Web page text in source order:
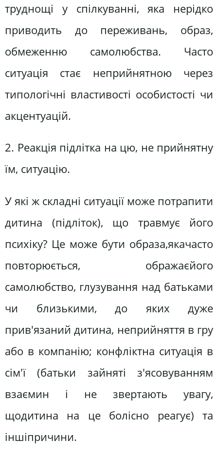
труднощі у спілкуванні, яка нерідко
приводить до переживань, образ,
обмеженню самолюбства. Часто
ситуація стає неприйнятною через
типологічні властивості особистості чи
акцентуацій.
2. Реакція підлітка на цю, не прийнятну
їм, ситуацію.
У які ж складні ситуації може потрапити
дитина (підліток), що травмує його
психіку? Це може бути образа,якачасто
повторюється, ображаєйого
самолюбство, глузування над батьками
чи близькими, до яких дуже
прив'язаний дитина, неприйняття в гру
або в компанію; конфліктна ситуація в
сім'ї (батьки зайняті з'ясовуванням
взаємин і не звертають увагу,
щодитина на це болісно реагує) та
іншіпричини.